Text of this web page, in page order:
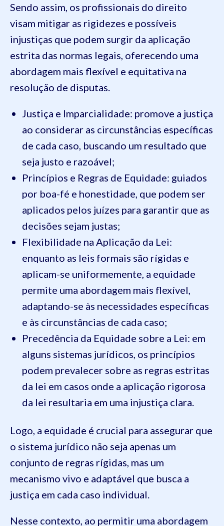
Sendo assim, os profissionais do direito
visam mitigar as rigidezes e possíveis
injustiças que podem surgir da aplicação
estrita das normas legais, oferecendo uma
abordagem mais flexível e equitativa na
resolução de disputas.
Justiça e Imparcialidade: promove a justiça
ao considerar as circunstâncias específicas
de cada caso, buscando um resultado que
seja justo e razoável;
Princípios e Regras de Equidade: guiados
por boa-fé e honestidade, que podem ser
aplicados pelos juízes para garantir que as
decisões sejam justas;
Flexibilidade na Aplicação da Lei:
enquanto as leis formais são rígidas e
aplicam-se uniformemente, a equidade
permite uma abordagem mais flexível,
adaptando-se às necessidades específicas
e às circunstâncias de cada caso;
Precedência da Equidade sobre a Lei: em
alguns sistemas jurídicos, os princípios
podem prevalecer sobre as regras estritas
da lei em casos onde a aplicação rigorosa
da lei resultaria em uma injustiça clara.
Logo, a equidade é crucial para assegurar que
o sistema jurídico não seja apenas um
conjunto de regras rígidas, mas um
mecanismo vivo e adaptável que busca a
justiça em cada caso individual.
Nesse contexto, ao permitir uma abordagem